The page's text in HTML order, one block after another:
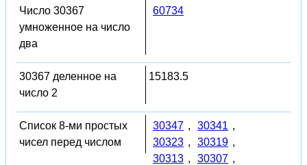
Число 30367
умноженное на число
два
60734
30367 деленное на
число 2
15183.5
Список 8-ми простых
чисел перед числом
30347 , 30341 ,
30323 , 30319 ,
30313 , 30307 ,